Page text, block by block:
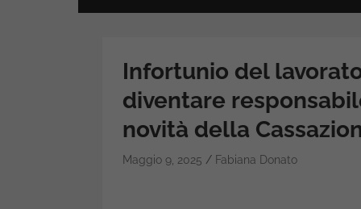
Infortunio del
diventare
novità della
Maggio 9, 2025 Fabiana Donato